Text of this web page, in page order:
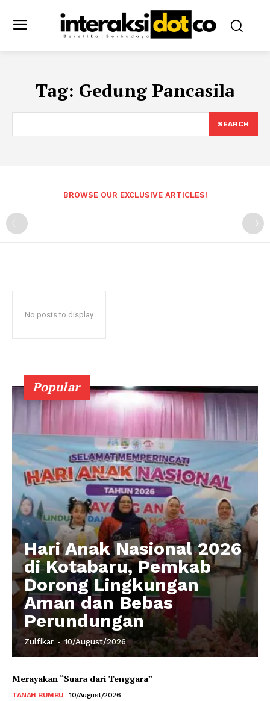
Tag: Gedung Pancasila
SEARCH
BROWSE OUR EXCLUSIVE ARTICLES!
No posts to display
Popular
Hari Anak Nasional 2026
di Kotabaru, Pemkab
Dorong Lingkungan
Aman dan Bebas
Perundungan
Zulfikar - 10/August/2026
Merayakan “Suara dari Tenggara”
TANAH BUMBU 10/August/2026